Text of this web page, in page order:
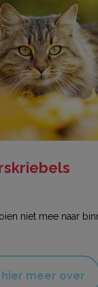
niet mee naar
meer over